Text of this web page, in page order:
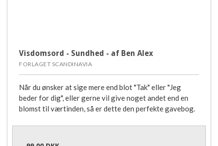
Visdomsord - Sundhed - af Ben Alex
FORLAGET SCANDINAVIA
Når du ønsker at sige mere end blot "Tak" eller "Jeg
beder for dig", eller gerne vil give noget andet end en
blomst til værtinden, så er dette den perfekte gavebog.